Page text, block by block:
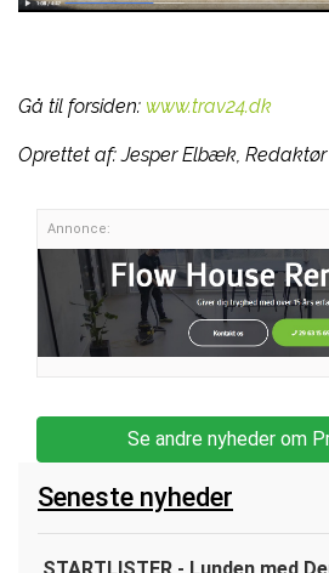
Gå til forsiden: www.trav24.dk
Oprettet af:Jesper Elbæk, Redaktør
Annonce:
Se andre nyheder om
Seneste nyheder